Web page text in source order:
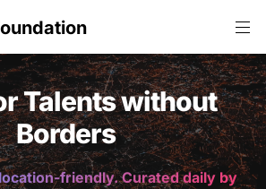
Talents without
Borders
friendly. Curated daily by